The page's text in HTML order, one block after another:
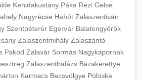
Kehidakustány Páka Rezi Gelse
Nagyrécse Hahót Zalaszentiván
Szentpéterúr Egervár Balatongyörök
Zalaszentmihály Zalaszántó
Pakod Zalavár Sormás Nagykapornak
Zalaszentbalázs Bázakerettye
Karmacs Becsvölgye Pölöske